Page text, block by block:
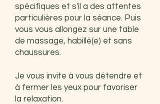
spécifiques et s'il a des attentes
particulières pour la séance. Puis
vous vous allongez sur une table
de massage, habillé(e) et sans
chaussures.
Je vous invite à vous détendre et
à fermer les yeux pour favoriser
la relaxation.